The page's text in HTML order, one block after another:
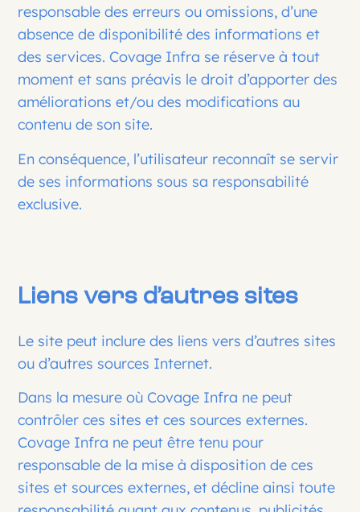
responsable des erreurs ou omissions, d’une
absence de disponibilité des informations et
des services. Covage Infra se réserve à tout
moment et sans préavis le droit d’apporter des
améliorations et/ou des modifications au
contenu de son site.
En conséquence, l’utilisateur reconnaît se servir
de ses informations sous sa responsabilité
exclusive.
Liens vers d’autres sites
Le site peut inclure des liens vers d’autres sites
ou d’autres sources Internet.
Dans la mesure où Covage Infra ne peut
contrôler ces sites et ces sources externes.
Covage Infra ne peut être tenu pour
responsable de la mise à disposition de ces
sites et sources externes, et décline ainsi toute